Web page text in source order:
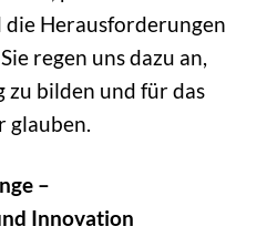
Herausforderungen
regen uns dazu an,
zu bilden und für das
glauben.
–
Innovation